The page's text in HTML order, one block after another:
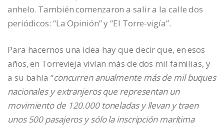
anhelo. También comenzaron a salir a la calle dos
periódicos: “La Opinión” y “El Torre-vigía”.
Para hacernos una idea hay que decir que, en esos
años, en Torrevieja vivían más de dos mil familias, y
a su bahía “concurren anualmente más de mil buques
nacionales y extranjeros que representan un
movimiento de 120.000 toneladas y llevan y traen
unos 500 pasajeros y sólo la inscripción marítima